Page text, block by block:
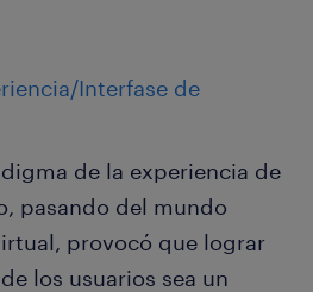
Interfase de
de la experiencia de
pasando del mundo
provocó que lograr
los usuarios sea un